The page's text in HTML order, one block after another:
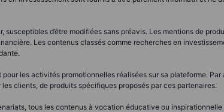
susceptibles d’être modifiées sans préavis. Les mentions de
Les contenus classés comme recherches en
les activités promotionnelles réalisées sur sa plateforme.
clients, de produits spécifiques proposés par ces partenaires.
tous les contenus à vocation éducative ou